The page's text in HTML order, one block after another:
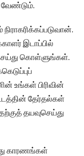
இடாப்பில்
கொள்ளுங்கள்.
உங்கள் பிரிவின்
தேர்தல்கள்
தயவுசெய்து
காரணங்கள்